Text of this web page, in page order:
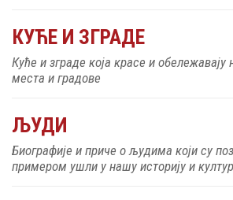
КУЋЕ И ЗГРАДЕ
Куће и зграде која красе и обележавају
места и градове
ЉУДИ
Биографије и приче о људима који су
примером ушли у нашу историју и